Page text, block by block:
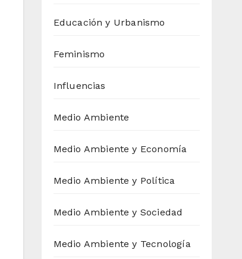
Educación y Urbanismo
Feminismo
Influencias
Medio Ambiente
Medio Ambiente y Economía
Medio Ambiente y Política
Medio Ambiente y Sociedad
Medio Ambiente y Tecnología